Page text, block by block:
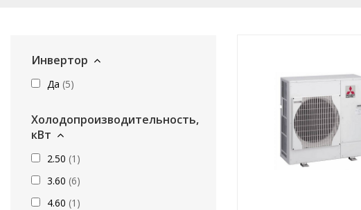
Инвертор
Да (5)
Холодопроизводительность,
кВт
2.50 (1 )
3.60 (6)
4.60 (1 )